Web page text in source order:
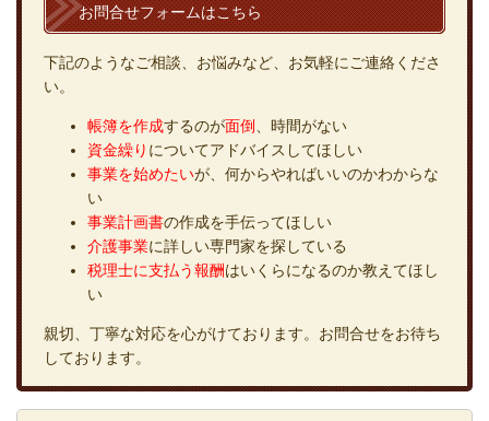
お問合せフォームはこちら
下記のようなご相談、お悩みなど、お気軽にご連絡くださ
い。
帳簿を作成するのが面倒
、時間がない
資金繰り についてアドバイスしてほしい
事業を始めたいが、何からやればいいのかわからな
い
事業計画書の作成を手伝ってほしい
介護事業に詳しい専門家を探している
税理士に支払う報酬はいくらになるのか教えてほし
い
親切、丁寧な対応を心がけております。お問合せをお待ち
しております。